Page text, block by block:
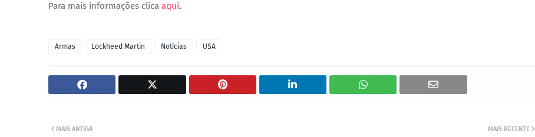
Para mais informações clica aqui.
Armas Lockheed Martin Notícias USA
MAIS RECENTE
MAIS ANTIGA